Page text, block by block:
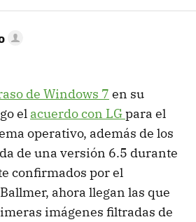
de Windows 7 en su
el acuerdo con LGpara el
operativo, además de los
de una versión 6.5 durante
confirmados por el
ahora llegan las que
imágenes filtradas de